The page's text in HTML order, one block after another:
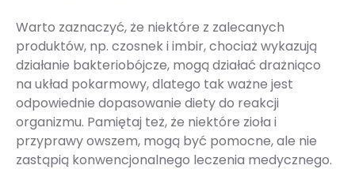
Warto zaznaczyć, że niektóre z zalecanych
produktów, np. czosnek i imbir, chociaż wykazują
działanie bakteriobójcze, mogą działać drażniąco
na układ pokarmowy, dlatego tak ważne jest
odpowiednie dopasowanie diety do reakcji
organizmu. Pamiętaj też, że niektóre zioła i
przyprawy owszem, mogą być pomocne, ale nie
zastąpią konwencjonalnego leczenia medycznego.